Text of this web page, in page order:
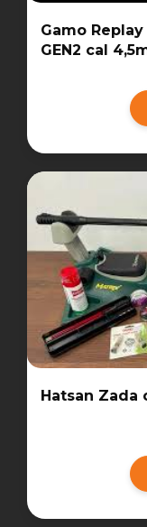
Gamo
GEN2 cal
Hatsan Zada